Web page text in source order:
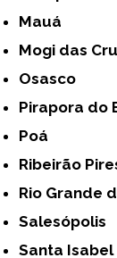
Mauá
Mogi das
Osasco
Pirapora do
Poá
Ribeirão
Rio Grande
Salesópolis
Santa Isabel